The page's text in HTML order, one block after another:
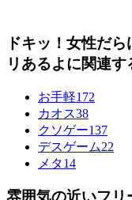
ドキッ！女性だ
リあるよに関連す
お手軽172
カオス38
クソゲー137
デスゲーム22
メタ14